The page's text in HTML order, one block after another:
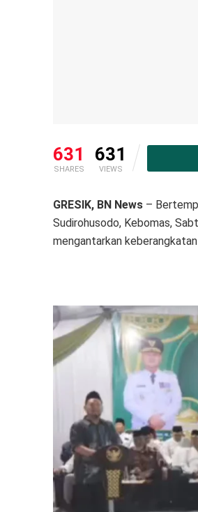
631
SHARES
631
VIEWS
GRESIK, BN News –
Sudirohusodo, Kebomas,
mengantarkan